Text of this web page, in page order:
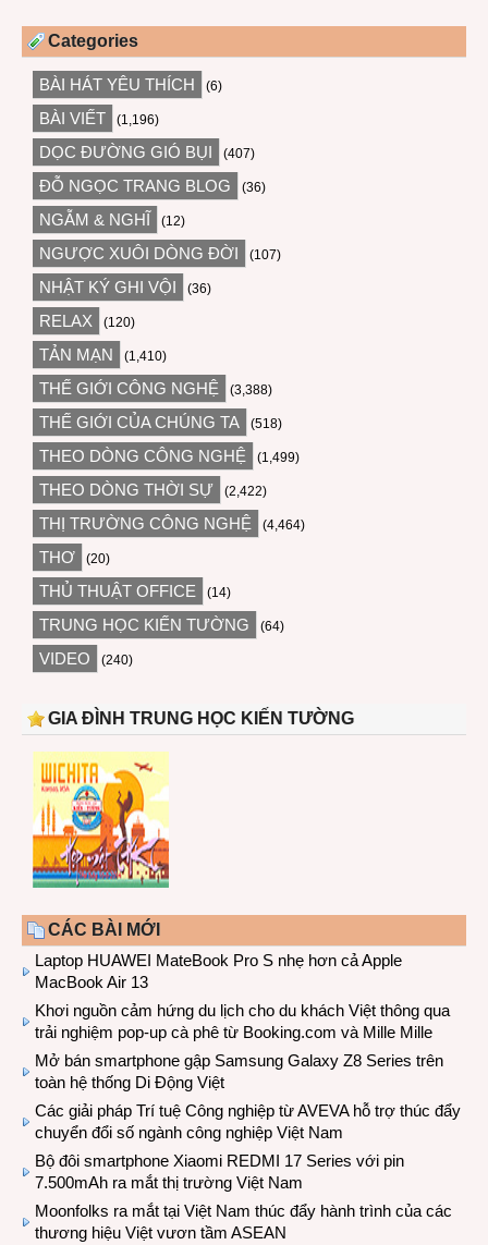
Categories
BÀI HÁT YÊU THÍCH (6)
BÀI VIẾT (1,196)
DỌC ĐƯỜNG GIÓ BỤI (407)
ĐỖ NGỌC TRANG BLOG (36)
NGẪM & NGHĨ (12)
NGƯỢC XUÔI DÒNG ĐỜI (107)
NHẬT KÝ GHI VỘI (36)
RELAX (120)
TẢN MẠN (1,410)
THẾ GIỚI CÔNG NGHỆ (3,388)
THẾ GIỚI CỦA CHÚNG TA (518)
THEO DÒNG CÔNG NGHỆ (1,499)
THEO DÒNG THỜI SỰ (2,422)
THỊ TRƯỜNG CÔNG NGHỆ (4,464)
THƠ (20)
THỦ THUẬT OFFICE (14)
TRUNG HỌC KIẾN TƯỜNG (64)
VIDEO (240)
GIA ĐÌNH TRUNG HỌC KIẾN TƯỜNG
CÁC BÀI MỚI
Laptop HUAWEI MateBook Pro S nhẹ hơn cả Apple
MacBook Air 13
Khơi nguồn cảm hứng du lịch cho du khách Việt thông qua
trải nghiệm pop-up cà phê từ Booking.com và Mille Mille
Mở bán smartphone gập Samsung Galaxy Z8 Series trên
toàn hệ thống Di Động Việt
Các giải pháp Trí tuệ Công nghiệp từ AVEVA hỗ trợ thúc đẩy
chuyển đổi số ngành công nghiệp Việt Nam
Bộ đôi smartphone Xiaomi REDMI 17 Series với pin
7.500mAh ra mắt thị trường Việt Nam
Moonfolks ra mắt tại Việt Nam thúc đẩy hành trình của các
thương hiệu Việt vươn tầm ASEAN